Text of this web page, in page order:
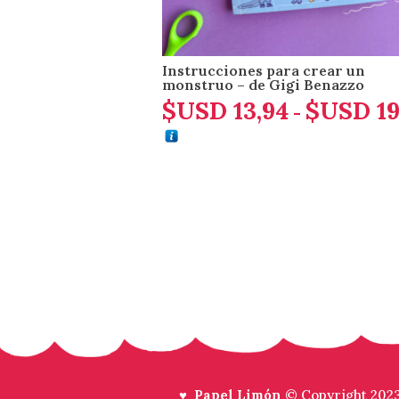
Instrucciones para crear un
monstruo – de Gigi Benazzo
$USD 13,94 - $USD
♥ Papel Limón © Copyright